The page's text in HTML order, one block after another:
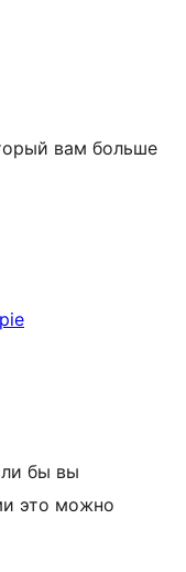
вам больше
бы вы
это можно